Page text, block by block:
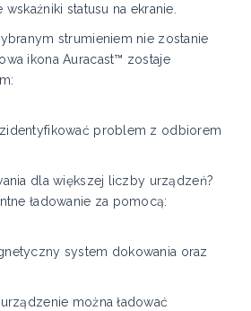
statusu na ekranie.
strumieniem nie zostanie
ikona Auracast™ zostaje
problem z odbiorem
dla większej liczby urządzeń?
ładowanie za pomocą:
system dokowania oraz
można ładować